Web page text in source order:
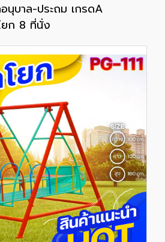
นุบาล-ประถม เกรดA
ยก 8 ที่นั่ง